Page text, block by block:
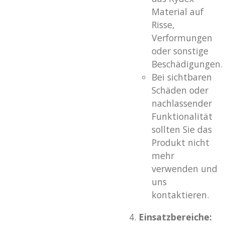
Material auf
Risse,
Verformungen
oder sonstige
Beschädigungen.
Bei sichtbaren
Schäden oder
nachlassender
Funktionalität
sollten Sie das
Produkt nicht
mehr
verwenden und
uns
kontaktieren.
Einsatzbereiche: